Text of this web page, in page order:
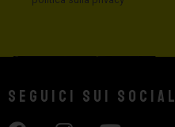
Seguici sui social